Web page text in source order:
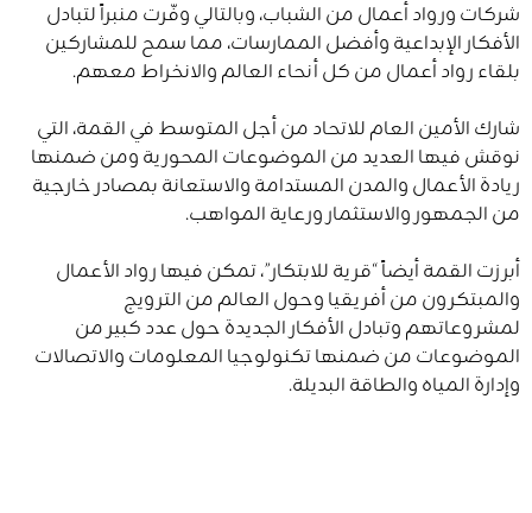
شركات ورواد أعمال من الشباب، وبالتالي وفّرت منبراً لتبادل
الأفكار الإبداعية وأفضل الممارسات، مما سمح للمشاركين
بلقاء رواد أعمال من كل أنحاء العالم والانخراط معهم.
شارك الأمين العام للاتحاد من أجل المتوسط في القمة، التي
نوقش فيها العديد من الموضوعات المحورية ومن ضمنها
ريادة الأعمال والمدن المستدامة والاستعانة بمصادر خارجية
من الجمهور والاستثمار ورعاية المواهب.
أبرزت القمة أيضاً “قرية للابتكار”، تمكن فيها رواد الأعمال
والمبتكرون من أفريقيا وحول العالم من الترويج
لمشروعاتهم وتبادل الأفكار الجديدة حول عدد كبير من
الموضوعات من ضمنها تكنولوجيا المعلومات والاتصالات
وإدارة المياه والطاقة البديلة.